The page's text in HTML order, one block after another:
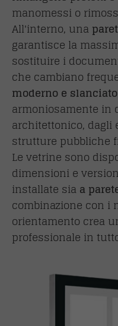
manomessi o
All'interno, una
garantisce la
sostituire i
che cambiano
moderno e slanciato
armoniosamente in
architettonico, dagli
strutture pubbliche
Le vetrine sono
dimensioni e
installate siaa
combinazione con i
orientamento crea
professionale in